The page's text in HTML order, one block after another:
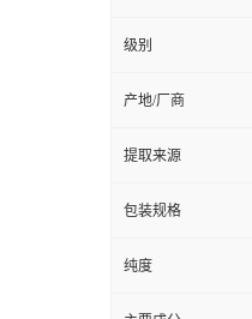
级别
产地/厂商
提取来源
包装规格
纯度